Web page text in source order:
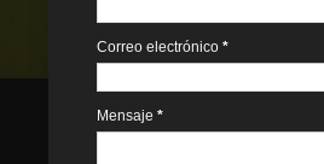
Correo electrónico *
Mensaje *